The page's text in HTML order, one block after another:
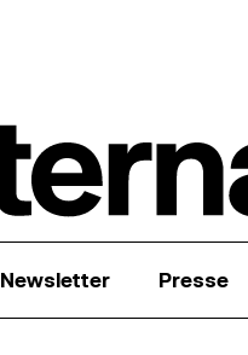
Newsletter Presse